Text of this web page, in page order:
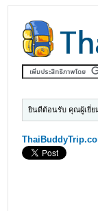
ยินดีต้อนรับ คุณผู้เยี่ย